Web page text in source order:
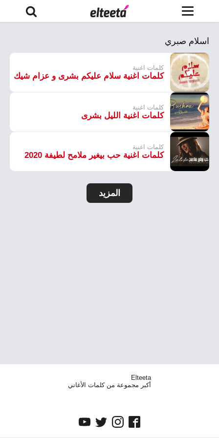
اسلام صبري
كلمات اغنية
كلمات اغنية سلام عليكم بشرى و عزام شيك
كلمات اغنية
كلمات اغنية الليل بشرى
كلمات اغنية
كلمات اغنية حب بيغير ملامح لطيفة 2020
المزيد
Elteeta
أكبر مجموعة من كلمات الأغاني